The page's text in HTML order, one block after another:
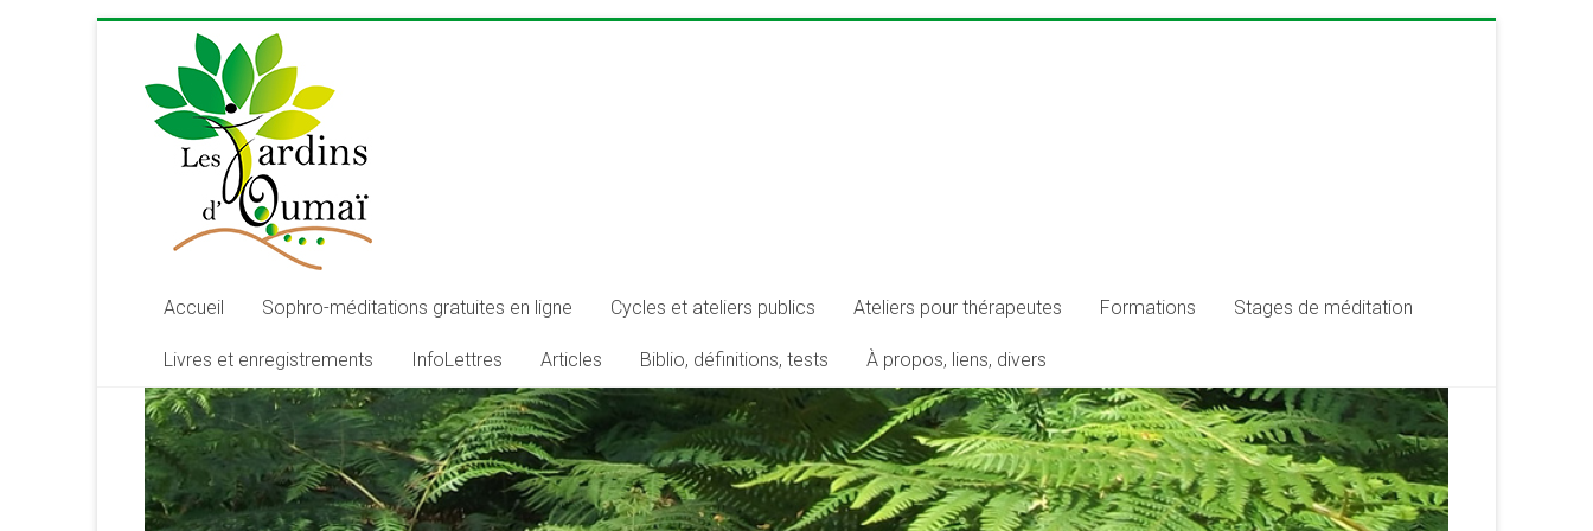
content
Les
Jardins
d'Oumaï
d'épanouissement
de
conscience
et
de
développement
la
Accueil Sophro-méditations gratuites en ligne Cycles et ateliers publics Ateliers pour thérapeutes Formations Stages de méditation
Livres et enregistrements InfoLettres Articles Biblio, définitions, tests À propos, liens, divers